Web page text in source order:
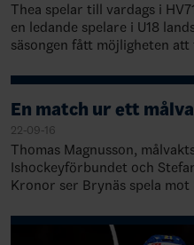
Thea spelar till vardags i
en ledande spelare i U18
säsongen fått möjligheten
En match ur ett
22-09-16
Thomas Magnusson,
Ishockeyförbundet och
Kronor ser Brynäs spela mot